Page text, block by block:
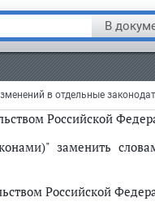
В
2007, N 46, ст.
заменить
Российской
заменить
Российской